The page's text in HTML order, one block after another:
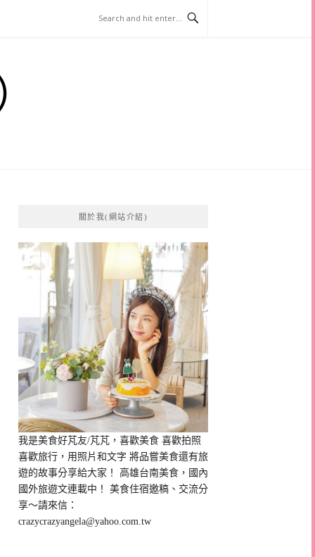
關於我(網站介紹)
我是美食好芃友/芃芃，喜歡美食 喜歡拍照
喜歡旅行，用照片和文字 將品嘗美食還有旅
遊的故事分享給大家！ 高雄台南美食，國內
國外旅遊文連載中！ 美食住宿邀稿、交流分
享～請來信：
crazycrazyangela@yahoo.com.tw